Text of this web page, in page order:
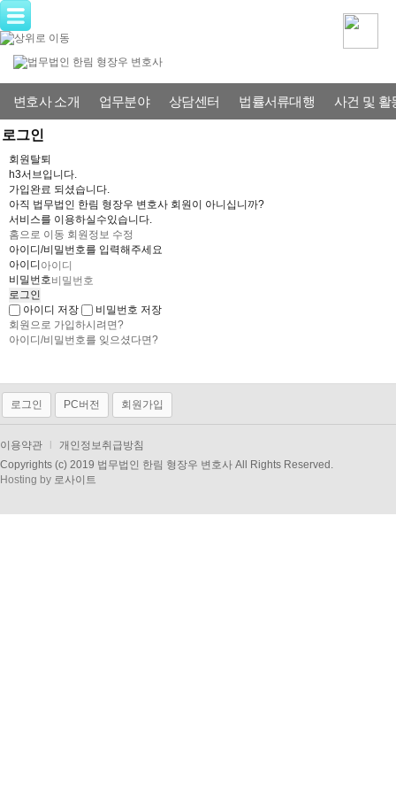
변호사 소개 업무분야 상담센터 법률서류대행 사건 및 활
로그인
회원탈퇴
h3서브입니다.
가입완료 되셨습니다.
아직 법무법인 한림 형장우 변호사 회원이 아니십니까?
서비스를 이용하실수있습니다.
홈으로 이동 회원정보 수정
아이디/비밀번호를 입력해주세요
아이디
비밀번호
아이디 저장
비밀번호 저장
회원으로 가입하시려면?
아이디/비밀번호를 잊으셨다면?
로그인 PC버전 회원가입
이용약관
개인정보취급방침
Copyrights (c) 2019 법무법인 한림 형장우 변호사 All Rights Reserved.
Hosting by 로사이트